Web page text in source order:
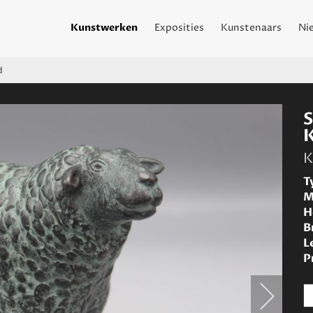
Kunstwerken Exposities Kunstenaars